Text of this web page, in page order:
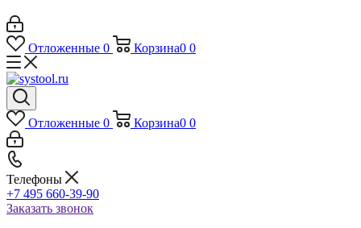
Отложенные 0 Корзина0 0
Отложенные 0 Корзина0 0
Телефоны
+7 495 660-39-90
Заказать звонок